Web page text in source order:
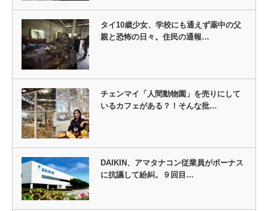
タイ10歳少女、学校にも通えず薬中の父
親と恐怖の日々。住民の通報…
チェンマイ「人間動物園」を売りにして
いるカフェがある？！そんな批…
DAIKIN、アマタナコン従業員がボーナス
に抗議して紛糾。９回目…